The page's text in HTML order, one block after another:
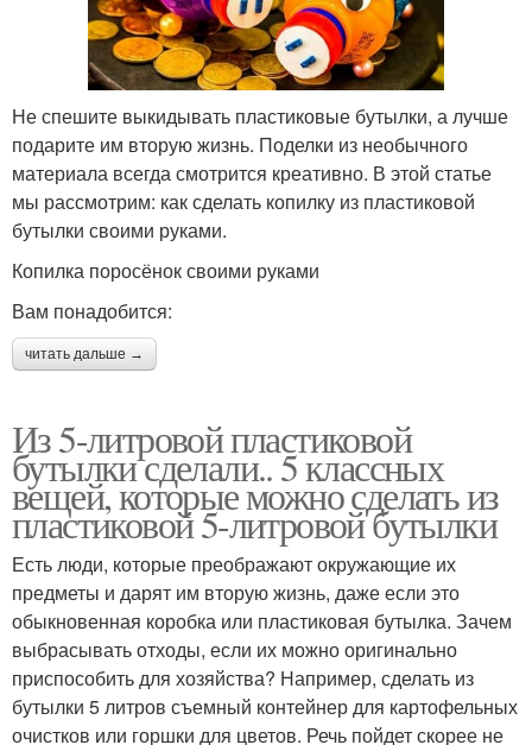
Не спешите выкидывать пластиковые бутылки, а лучше
подарите им вторую жизнь. Поделки из необычного
материала всегда смотрится креативно. В этой статье
мы рассмотрим: как сделать копилку из пластиковой
бутылки своими руками.
Копилка поросёнок своими руками
Вам понадобится:
читать дальше →
Из 5-литровой пластиковой
бутылки сделали.. 5 классных
вещей, которые можно сделать из
пластиковой 5-литровой бутылки
Есть люди, которые преображают окружающие их
предметы и дарят им вторую жизнь, даже если это
обыкновенная коробка или пластиковая бутылка. Зачем
выбрасывать отходы, если их можно оригинально
приспособить для хозяйства? Например, сделать из
бутылки 5 литров съемный контейнер для картофельных
очистков или горшки для цветов. Речь пойдет скорее не